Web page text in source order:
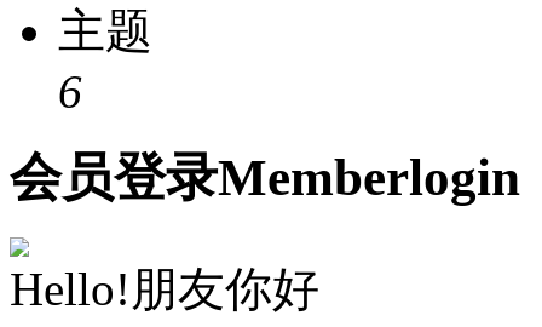
主题
6
会员登录Memberlogin
Hello!朋友你好